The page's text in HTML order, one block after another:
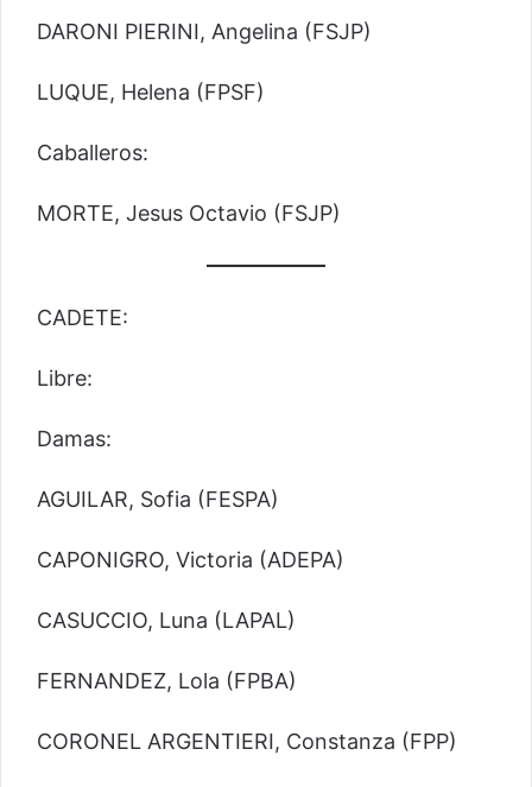
DARONI PIERINI, Angelina (FSJP)
LUQUE, Helena (FPSF)
Caballeros:
MORTE, Jesus Octavio (FSJP)
CADETE:
Libre:
Damas:
AGUILAR, Sofia (FESPA)
CAPONIGRO, Victoria (ADEPA)
CASUCCIO, Luna (LAPAL)
FERNANDEZ, Lola (FPBA)
CORONEL ARGENTIERI, Constanza (FPP)